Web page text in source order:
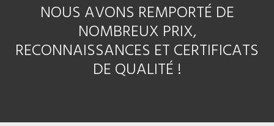
NOUS AVONS REMPORTÉ DE
NOMBREUX PRIX,
RECONNAISSANCES ET CERTIFICATS
DE QUALITÉ !